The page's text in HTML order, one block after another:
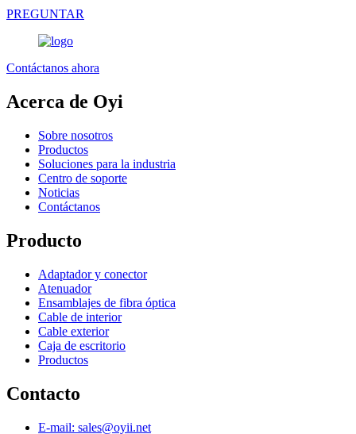
PREGUNTAR
Contáctanos ahora
Acerca de Oyi
Sobre nosotros
Productos
Soluciones para la industria
Centro de soporte
Noticias
Contáctanos
Producto
Adaptador y conector
Atenuador
Ensamblajes de fibra óptica
Cable de interior
Cable exterior
Caja de escritorio
Productos
Contacto
E-mail: sales@oyii.net